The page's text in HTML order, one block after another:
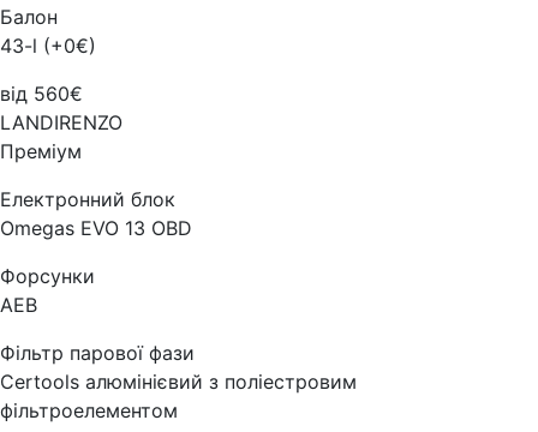
Балон
43-l (+0€)
від 560€
LANDIRENZO
Преміум
Електронний блок
Omegas EVO 13 OBD
Форсунки
AEB
Фільтр парової фази
Certools алюмінієвий з поліестровим
фільтроелементом